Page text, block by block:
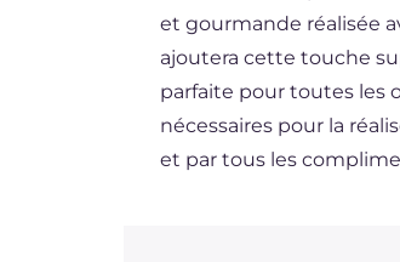
et gourmande réalisée
ajoutera cette touche
parfaite pour toutes les
nécessaires pour la
et par tous les